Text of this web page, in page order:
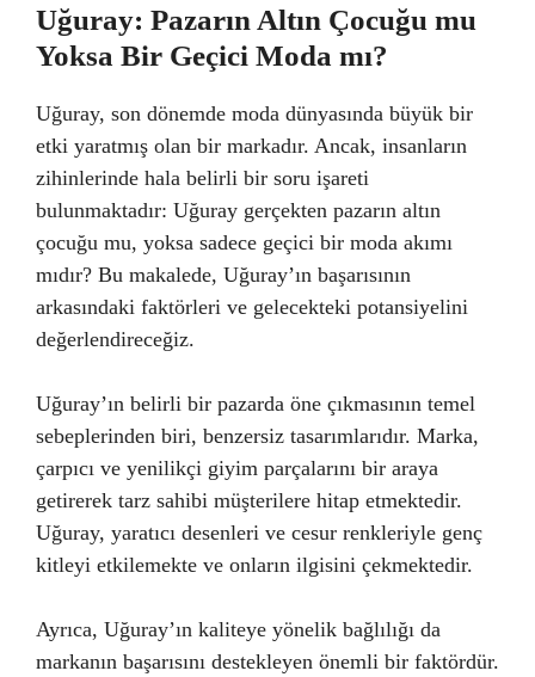
Uğuray: Pazarın Altın Çocuğu mu
Yoksa Bir Geçici Moda mı?
Uğuray, son dönemde moda dünyasında büyük bir
etki yaratmış olan bir markadır. Ancak, insanların
zihinlerinde hala belirli bir soru işareti
bulunmaktadır: Uğuray gerçekten pazarın altın
çocuğu mu, yoksa sadece geçici bir moda akımı
mıdır? Bu makalede, Uğuray’ın başarısının
arkasındaki faktörleri ve gelecekteki potansiyelini
değerlendireceğiz.
Uğuray’ın belirli bir pazarda öne çıkmasının temel
sebeplerinden biri, benzersiz tasarımlarıdır. Marka,
çarpıcı ve yenilikçi giyim parçalarını bir araya
getirerek tarz sahibi müşterilere hitap etmektedir.
Uğuray, yaratıcı desenleri ve cesur renkleriyle genç
kitleyi etkilemekte ve onların ilgisini çekmektedir.
Ayrıca, Uğuray’ın kaliteye yönelik bağlılığı da
markanın başarısını destekleyen önemli bir faktördür.